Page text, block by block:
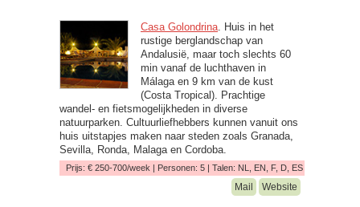
Casa Golondrina. Huis in het
rustige berglandschap van
Andalusië, maar toch slechts 60
min vanaf de luchthaven in
Málaga en 9 km van de kust
(Costa Tropical). Prachtige
wandel- en fietsmogelijkheden in diverse
natuurparken. Cultuurliefhebbers kunnen vanuit ons
huis uitstapjes maken naar steden zoals Granada,
Sevilla, Ronda, Malaga en Cordoba.
Prijs: € 250-700/week | Personen: 5 | Talen: NL, EN, F, D, ES
Mail Website